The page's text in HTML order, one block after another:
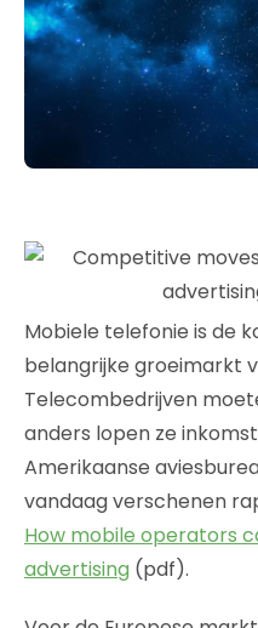
Mobiele telefonie is de
belangrijke groeimarkt
Telecombedrijven
anders lopen ze
Amerikaanse
vandaag verschenen
How mobile operators
advertising (pdf).